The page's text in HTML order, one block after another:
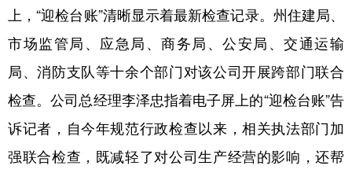
光影贵州 部门之窗 县区直达 企业速递
六盘水 毕节 铜仁 黔东南
黔南 黔西南
上，“迎检台账”清晰显示着最新检查记录。州住建局、
市场监管局、应急局、商务局、公安局、交通运输
局、消防支队等十余个部门对该公司开展跨部门联合
检查。公司总经理李泽忠指着电子屏上的“迎检台账”告
诉记者，自今年规范行政检查以来，相关执法部门加
强联合检查，既减轻了对公司生产经营的影响，还帮